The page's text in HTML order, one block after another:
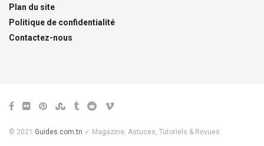
Plan du site
Politique de confidentialité
Contactez-nous
© 2021 Guides.com.tn ✓ Magazine, Astuces, Tutoriels & Revues